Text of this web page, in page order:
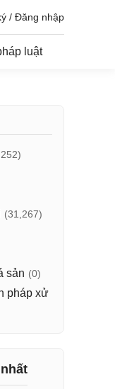
/ Đăng nhập
luật
(31,267)
sản (0)
pháp xử